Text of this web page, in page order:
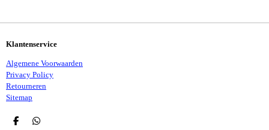
Klantenservice
Algemene Voorwaarden
Privacy Policy
Retourneren
Sitemap
D
D